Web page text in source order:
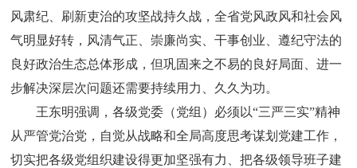
风肃纪、刷新吏治的攻坚战持久战，全省党风政风和社会风
气明显好转，风清气正、崇廉尚实、干事创业、遵纪守法的
良好政治生态总体形成，但巩固来之不易的良好局面、进一
步解决深层次问题还需要持续用力、久久为功。
王东明强调，各级党委（党组）必须以“三严三实”精神
从严管党治党，自觉从战略和全局高度思考谋划党建工作，
切实把各级党组织建设得更加坚强有力、把各级领导班子建